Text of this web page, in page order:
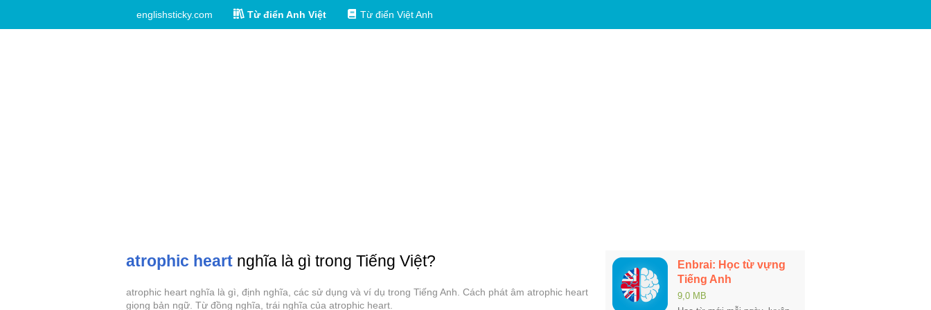
englishsticky.com Từ điển Anh Việt Từ điển Việt Anh
atrophic heart nghĩa là gì trong Tiếng Việt?
atrophic heart nghĩa là gì, định nghĩa, các sử dụng và ví dụ trong Tiếng Anh. Cách phát âm atrophic heart
giọng bản ngữ. Từ đồng nghĩa, trái nghĩa của atrophic heart.
Enbrai: Học từ vựng
Tiếng Anh
9,0 MB